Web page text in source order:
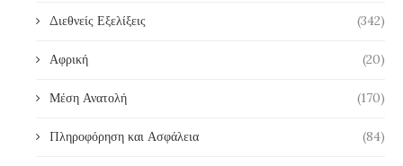
Διεθνείς Εξελίξεις (342)
Αφρική (20)
Μέση Ανατολή (170)
Πληροφόρηση και Ασφάλεια (84)